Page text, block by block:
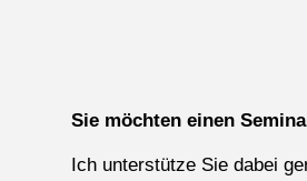
Sie möchten einen
Ich unterstütze Sie dabei